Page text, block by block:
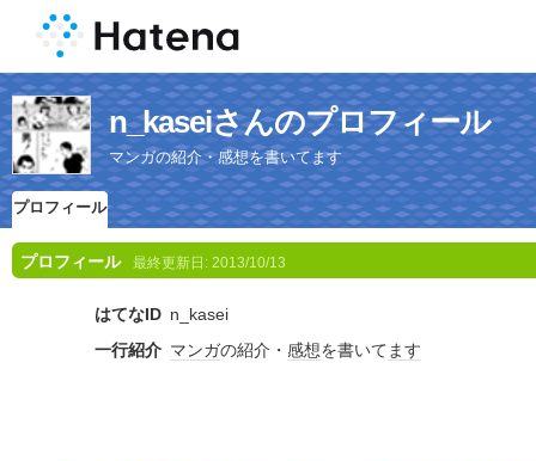
n_kaseiさんのプロフィール
マンガの紹介・感想を書いてます
プロフィール
プロフィール 最終更新日: 2013/10/13
はてなID n_kasei
一行紹介 マンガの紹介・ 感想を書いてます